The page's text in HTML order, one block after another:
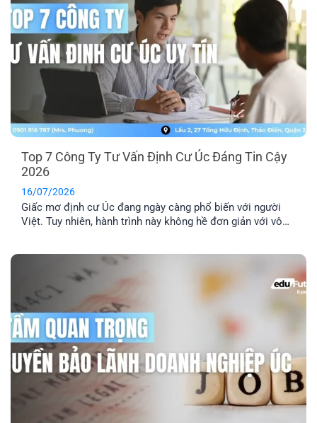
Top 7 Công Ty Tư Vấn Định Cư Úc Đáng Tin Cậy
2026
16/07/2026
Giấc mơ định cư Úc đang ngày càng phổ biến với người
Việt. Tuy nhiên, hành trình này không hề đơn giản với vô
của bạn được xử lý chính xác, nhanh chóng và hiệu quả.